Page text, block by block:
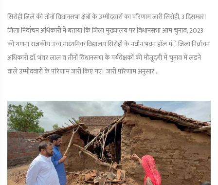
सिरोही जिले की तीनों विधानसभा क्षेत्रों के उम्मीदवारों का परिणाम जारी सिरोही, 3 दिसम्बर।
जिला निर्वाचन अधिकारी ने बताया कि जिला मुख्यालय पर विधानसभा आम चुनाव, 2023
की गणना राजकीय उच्च माध्यमिक विद्यालय सिरोही के नवीन भवन हाॅल मंे जिला निर्वाचन
अधिकारी डाॅ. भंवर लाल व तीनों विधानसभा के पर्यवेक्षकों की मौजूदगी में चुनाव में लडने
वाले उम्मीदवारों के परिणाम जारी किए गए। जारी परिणाम अनुसार...